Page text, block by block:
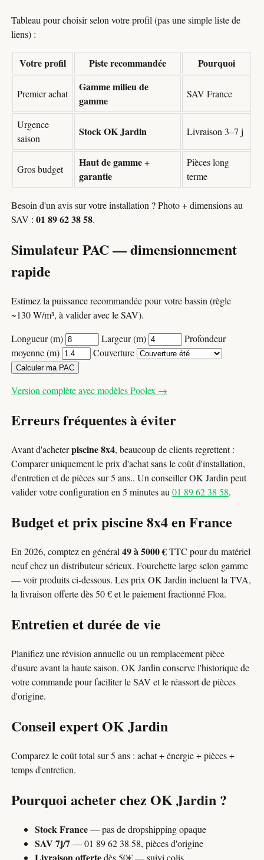
Tableau pour choisir selon votre profil (pas une simple liste de
liens) :
Votre profil Piste recommandée Pourquoi
Premier achat
Gamme milieu de
gamme
SAV France
Urgence
saison
Stock OK Jardin Livraison 3–7 j
Gros budget
Haut de gamme +
garantie
Pièces long
terme
Besoin d'un avis sur votre installation ? Photo + dimensions au
SAV :01 89 62 38 58.
Simulateur PAC — dimensionnement
rapide
Estimez la puissance recommandée pour votre bassin (règle
~130 W/m³, à valider avec le SAV).
Longueur (m)
Largeur (m)
Profondeur
moyenne (m)
Couverture
Calculer ma PAC
Version complète avec modèles Poolex →
Erreurs fréquentes à éviter
Avant d'acheterpiscine 8x4, beaucoup de clients regrettent :
Comparer uniquement le prix d'achat sans le coût d'installation,
d'entretien et de pièces sur 5 ans.. Un conseiller OK Jardin peut
valider votre configuration en 5 minutes au01 89 62 38 58.
Budget et prix piscine 8x4 en France
En 2026, comptez en général49 à 5000 €TTC pour du matériel
neuf chez un distributeur sérieux. Fourchette large selon gamme
— voir produits ci-dessous. Les prix OK Jardin incluent la TVA,
la livraison offerte dès 50 € et le paiement fractionné Floa.
Entretien et durée de vie
Planifiez une révision annuelle ou un remplacement pièce
d'usure avant la haute saison. OK Jardin conserve l'historique de
votre commande pour faciliter le SAV et le réassort de pièces
d'origine.
Conseil expert OK Jardin
Comparez le coût total sur 5 ans : achat + énergie + pièces +
temps d'entretien.
Pourquoi acheter chez OK Jardin ?
Stock France— pas de dropshipping opaque
SAV 7j/7— 01 89 62 38 58, pièces d'origine
Livraison offertedès 50€ — suivi colis